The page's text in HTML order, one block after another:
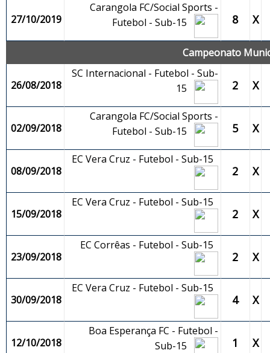
27/10/2019
Carangola FC/Social Sports -
Futebol - Sub-15
8 X
Campeonato
26/08/2018
SC Internacional - Futebol - Sub-
15
2 X
02/09/2018
Carangola FC/Social Sports -
Futebol - Sub-15
5 X
08/09/2018
EC Vera Cruz - Futebol - Sub-15
2 X
15/09/2018
EC Vera Cruz - Futebol - Sub-15
2 X
23/09/2018
EC Corrêas - Futebol - Sub-15
2 X
30/09/2018
EC Vera Cruz - Futebol - Sub-15
4 X
12/10/2018
Boa Esperança FC - Futebol -
Sub-15
1 X